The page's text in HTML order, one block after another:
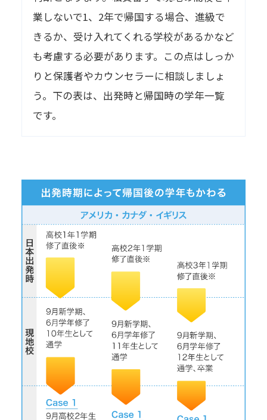
業しないで1、2年で帰国する場合、進級で
きるか、受け入れてくれる学校があるかなど
も考慮する必要があります。この点はしっか
りと保護者やカウンセラーに相談しましょ
う。下の表は、出発時と帰国時の学年一覧
です。